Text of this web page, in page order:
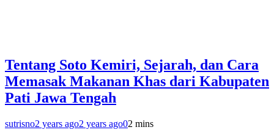
Tentang Soto Kemiri, Sejarah, dan Cara
Memasak Makanan Khas dari Kabupaten
Pati Jawa Tengah
sutrisno2 years ago2 years ago02 mins